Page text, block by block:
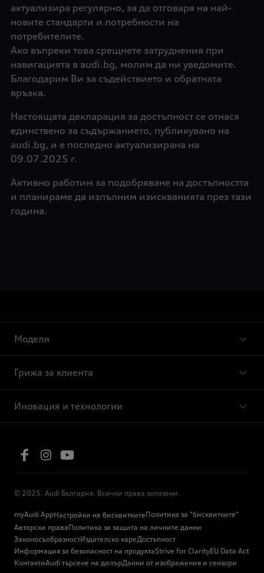
актуализира регулярно, за да отговаря на най-
новите стандарти и потребности на
потребителите.
Ако въпреки това срещнете затруднения при
навигацията в audi.bg, молим да ни уведомите.
Благодарим Ви за съдействието и обратната
връзка.
Настоящата декларация за достъпност се отнася
единствено за съдържанието, публикувано на
audi.bg, и е последно актуализирана на
09.07.2025 г.
Активно работим за подобряване на достъпността
и планираме да изпълним изискванията през тази
година.
Модели
Грижа за клиента
Иновация и технологии
© 2025. Audi България. Всички права запазени.
myAudi AppНастройки на бисквиткитеПолитика за "бисквитките"
Авторски праваПолитика за защита на личните данни
ЗаконосъобразностИздателско кареДостъпност
Информация за безопасност на продуктаStrive for ClarityEU Data Act
КонтактиAudi търсене на дилърДанни от изображения и сензори